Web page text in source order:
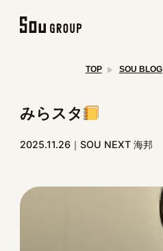
TOP SOU BLOG
みらスタ
2025.11.26 SOU NEXT 海邦